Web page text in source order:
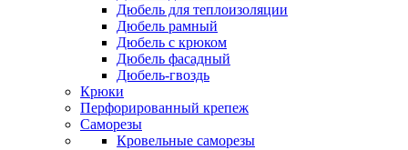
Дюбель для теплоизоляции
Дюбель рамный
Дюбель с крюком
Дюбель фасадный
Дюбель-гвоздь
Крюки
Перфорированный крепеж
Саморезы
Кровельные саморезы